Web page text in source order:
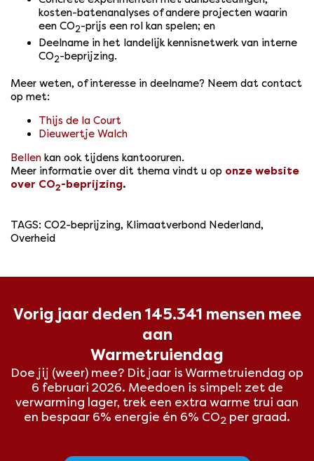
kosten-batenanalyses of andere projecten waarin
een CO2-prijs een rol kan spelen; en
Deelname in het landelijk kennisnetwerk van interne
CO2-beprijzing.
Meer weten, of interesse in deelname? Neem dat contact
op met:
Thijs de la Court
Dieuwertje Walch
Bellen kan ook tijdens kantooruren.
Meer informatie over dit thema vindt u op onze website
over CO2-beprijzing.
TAGS: CO2-beprijzing, Klimaatverbond Nederland,
Overheid
Vorig jaar deden 145.341 mensen mee
aan
Warmetruiendag
Doe jij (weer) mee? Dit jaar is Warmetruiendag op
6 februari 2026. Meedoen is simpel: zet de
verwarming lager, trek een extra warme trui aan
en bespaar 6% energie én 6% CO2 per graad.